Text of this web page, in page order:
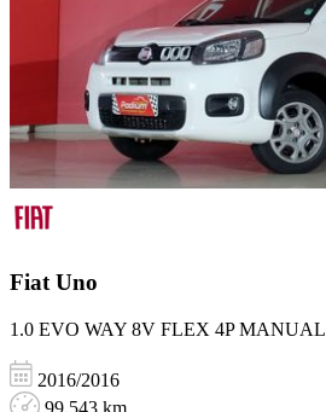
Fiat Uno
1.0 EVO WAY 8V FLEX 4P MANUAL
2016/2016
99.543 km